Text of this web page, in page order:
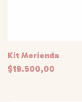
Kit Merienda
$19.500,00